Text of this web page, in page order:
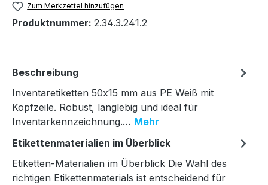
Zum Merkzettel hinzufügen
Produktnummer: 2.34.3.241.2
Beschreibung
Inventaretiketten 50x15 mm aus PE Weiß mit
Kopfzeile. Robust, langlebig und ideal für
Inventarkennzeichnung.… Mehr
Etikettenmaterialien im Überblick
Etiketten-Materialien im Überblick Die Wahl des
richtigen Etikettenmaterials ist entscheidend für